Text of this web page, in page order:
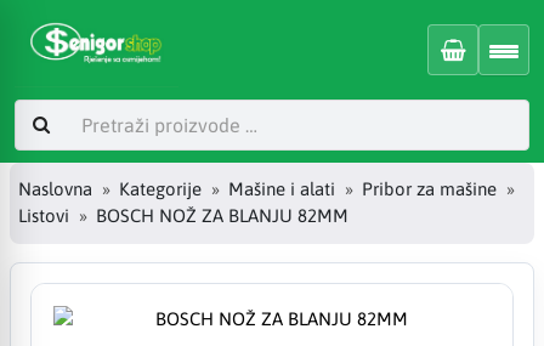
Naslovna Kategorije Mašine i alati
Pribor za mašine
Listovi
BOSCH NOŽ ZA BLANJU 82MM